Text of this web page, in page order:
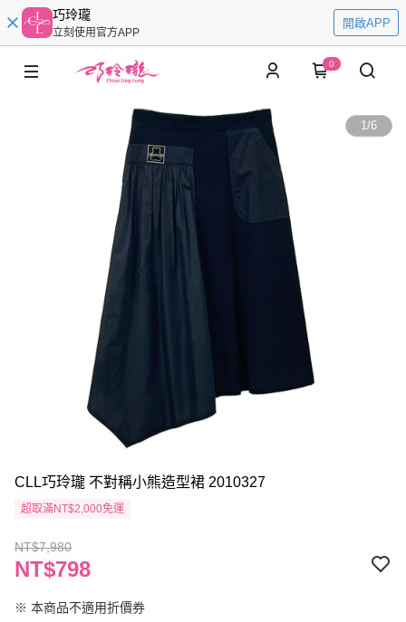
巧玲瓏
立刻使用官方APP
開啟APP
0
1/6
CLL巧玲瓏 不對稱小熊造型裙 2010327
超取滿NT$2,000免運
NT$7,980
NT$798
※ 本商品不適用折價券